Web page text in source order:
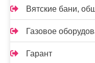
Вятские бани,
Газовое
Гарант